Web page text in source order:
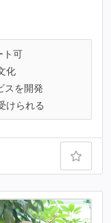
ト可
化
スを開発
けられる